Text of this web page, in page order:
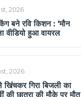
2026
बने रवि किशन : 'मौन
वीडियो हुआ वायरल
2026
गिरा बिजली का
की छात्रा की मौके पर मौत